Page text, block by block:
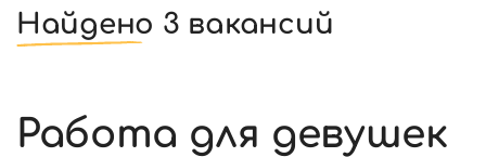
Найдено 3 вакансий
Работа для девушек